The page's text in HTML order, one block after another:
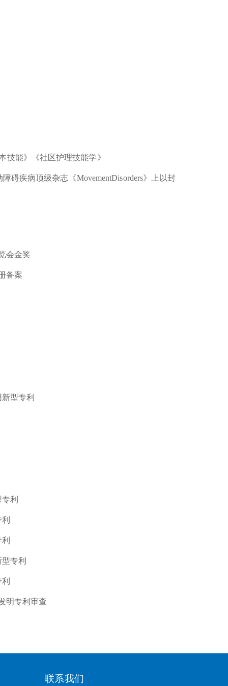
能》《社区护理技能学》
碍疾病顶级杂志《MovementDisorders》上以封
会金奖
备案
型专利
利
专利
明专利审查
联系我们